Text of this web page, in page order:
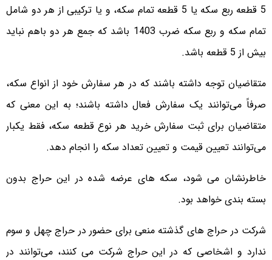
5 قطعه ربع سکه یا 5 قطعه تمام سکه، و یا ترکیبی از هر دو شامل
تمام سکه و ربع سکه ضرب 1403 باشد که جمع هر دو باهم نباید
بیش از 5 قطعه باشد.
متقاضیان توجه داشته باشند که در هر سفارش خود از انواع سکه،
صرفاً می‌توانند یک سفارش فعال داشته باشند؛ به این معنی که
متقاضیان برای ثبت سفارش خرید هر نوع قطعه سکه، فقط یکبار
می‌توانند تعیین قیمت و تعیین تعداد سکه را انجام دهد.
خاطرنشان می شود، سکه های عرضه شده در این حراج بدون
بسته بندی خواهد بود.
شرکت در حراج های گذشته منعی برای حضور در حراج چهل و سوم
ندارد و اشخاصی که در این حراج شرکت می کنند، می‌توانند در